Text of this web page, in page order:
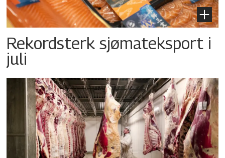
Rekordsterk sjømateksport i
juli